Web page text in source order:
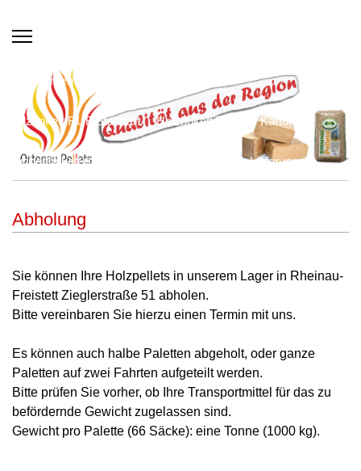
Willkommen
Holzbrikett RUF Standart Holzbrikett RUF im Karton
Buchenbrikett rund PREMIUM Lieferung
Abholung
Sie können Ihre Holzpellets in unserem Lager in Rheinau-
Freistett Zieglerstraße 51 abholen.
Bitte vereinbaren Sie hierzu einen Termin mit uns.
Es können auch halbe Paletten abgeholt, oder ganze
Paletten auf zwei Fahrten aufgeteilt werden.
Bitte prüfen Sie vorher, ob Ihre Transportmittel für das zu
befördernde Gewicht zugelassen sind.
Gewicht pro Palette (66 Säcke): eine Tonne (1000 kg).